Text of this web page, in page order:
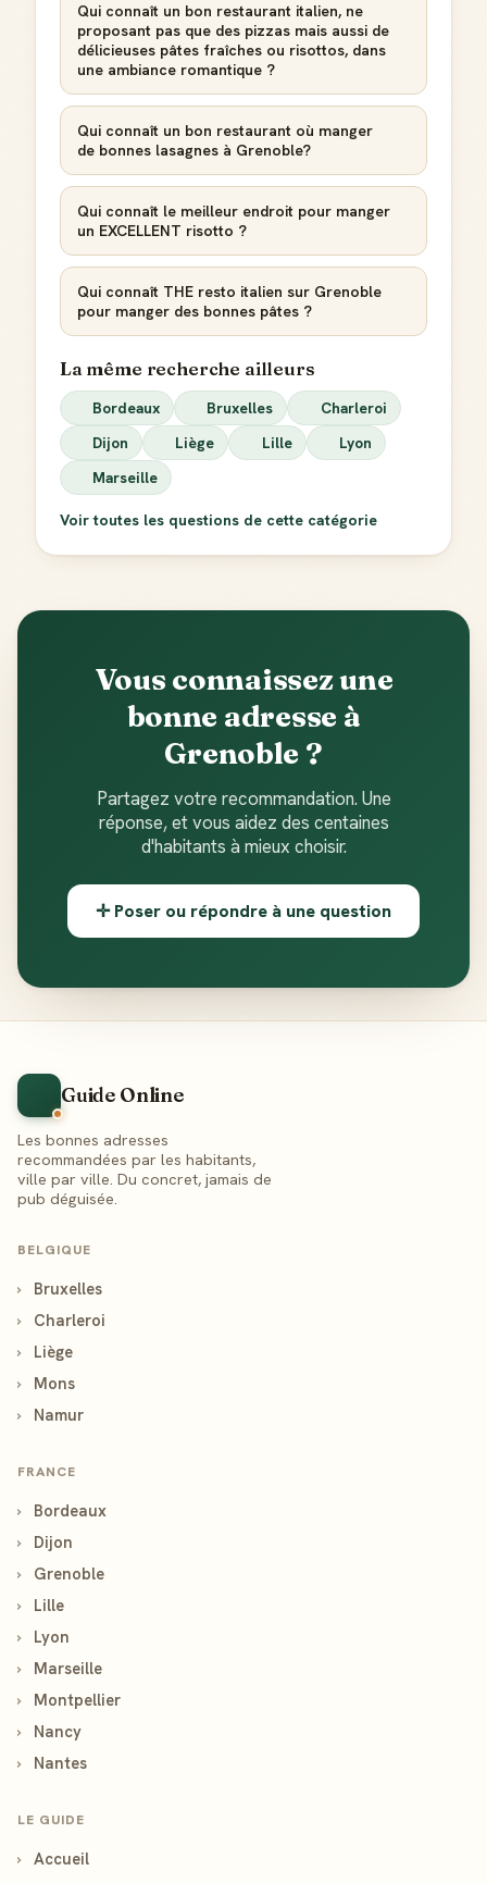
Qui connaît un bon restaurant italien, ne
proposant pas que des pizzas mais aussi de
délicieuses pâtes fraîches ou risottos, dans
une ambiance romantique ?
Qui connaît un bon restaurant où manger
de bonnes lasagnes à Grenoble?
Qui connaît le meilleur endroit pour manger
un EXCELLENT risotto ?
Qui connaît THE resto italien sur Grenoble
pour manger des bonnes pâtes ?
La même recherche ailleurs
Bordeaux Bruxelles
Charleroi
Dijon
Liège Lille
Lyon
Marseille
Voir toutes les questions de cette catégorie
Vous connaissez une
bonne adresse à
Grenoble ?
Partagez votre recommandation. Une
réponse, et vous aidez des centaines
d'habitants à mieux choisir.
✛ Poser ou répondre à une question
Guide Online
Les bonnes adresses
recommandées par les habitants,
ville par ville. Du concret, jamais de
pub déguisée.
BELGIQUE
›
Bruxelles
›
Charleroi
›
Liège
›
Mons
›
Namur
FRANCE
›
Bordeaux
›
Dijon
›
Grenoble
›
Lille
›
Lyon
›
Marseille
›
Montpellier
›
Nancy
›
Nantes
LE GUIDE
›
Accueil